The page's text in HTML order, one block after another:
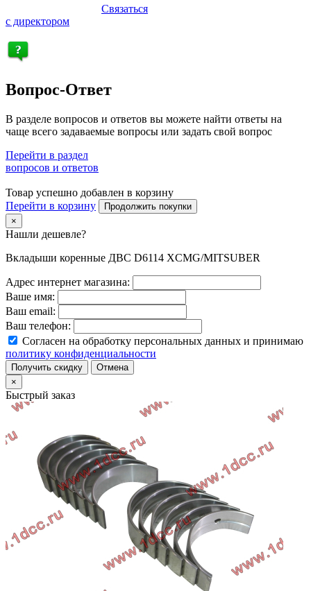
Связаться
с директором
Вопрос-Ответ
В разделе вопросов и ответов вы можете найти ответы на
чаще всего задаваемые вопросы или задать свой вопрос
Перейти в раздел
вопросов и ответов
Товар успешно добавлен в корзину
Перейти в корзину
Продолжить покупки
×
Нашли дешевле?
Вкладыши коренные ДВС D6114 XCMG/MITSUBER
Адрес интернет магазина:
Ваше имя:
Ваш email:
Ваш телефон:
Согласен на обработку персональных данных и принимаю
политику конфиденциальности
Получить скидку
Отмена
×
Быстрый заказ